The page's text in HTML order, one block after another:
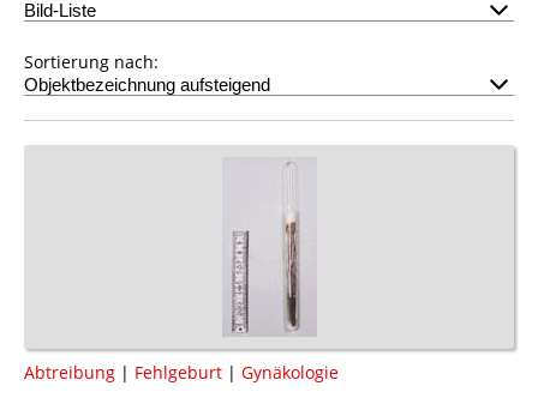
Sortierung nach:
Abtreibung | Fehlgeburt | Gynäkologie